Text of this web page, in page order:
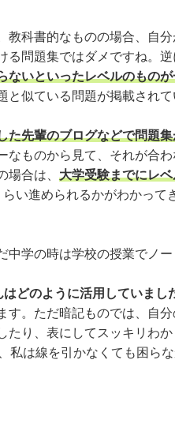
科書的なものの場合、自
問題集ではダメですね。
ないといったレベルのもの
似ている問題が掲載されて
た先輩のブログなどで問題
ものから見て、それが合
合は、 大学受験までにレ
い進められるかがわかって
学の時は学校の授業でノ
どのように活用していまし
す。ただ暗記ものでは、自
り、表にしてスッキリわ
は線を引かなくても困らな